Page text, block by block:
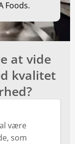
Foods.
at vide
kvalitet
være
som